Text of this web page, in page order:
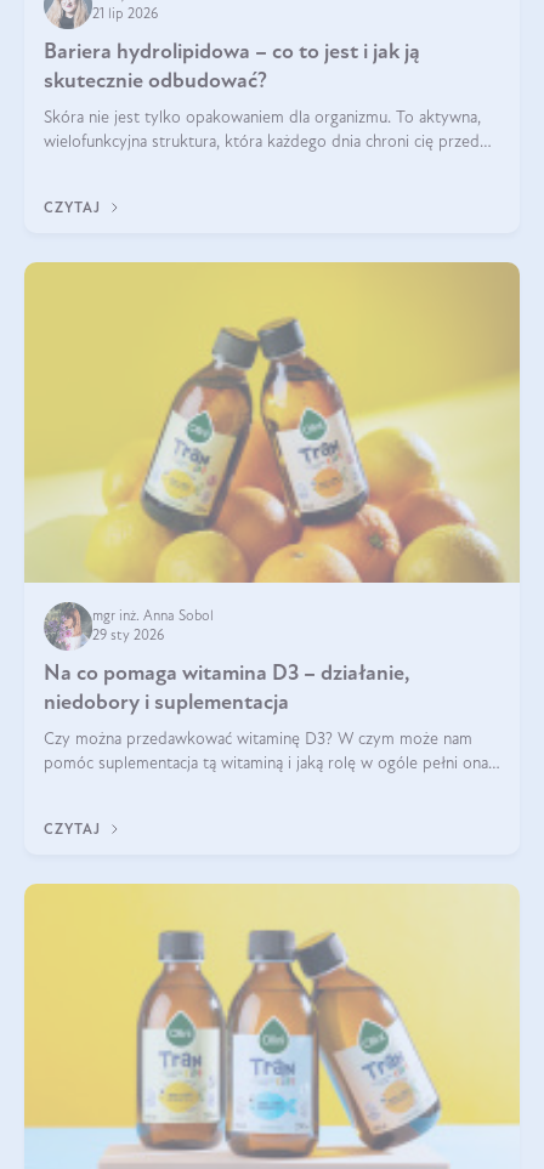
21 lip 2026
Bariera hydrolipidowa – co to jest i jak ją
skutecznie odbudować?
Skóra nie jest tylko opakowaniem dla organizmu. To aktywna,
wielofunkcyjna struktura, która każdego dnia chroni cię przed
bariera hydrolipidowa.
CZYTAJ
mgr inż. Anna Sobol
29 sty 2026
Na co pomaga witamina D3 – działanie,
niedobory i suplementacja
Czy można przedawkować witaminę D3? W czym może nam
pomóc suplementacja tą witaminą i jaką rolę w ogóle pełni ona
robić?
CZYTAJ